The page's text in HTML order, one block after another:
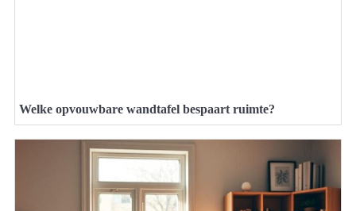
Welke opvouwbare wandtafel bespaart ruimte?